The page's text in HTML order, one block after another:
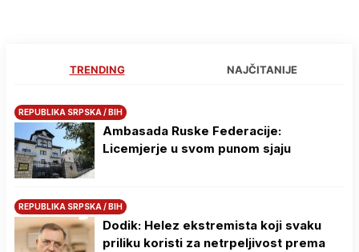
TRENDING NAJČITANIJE
REPUBLIKA SRPSKA / BIH
Ambasada Ruske Federacije:
Licemjerje u svom punom sjaju
REPUBLIKA SRPSKA / BIH
Dodik: Helez ekstremista koji svaku
priliku koristi za netrpeljivost prema